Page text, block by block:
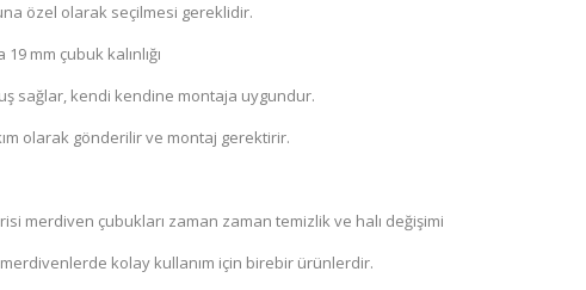
özel olarak seçilmesi gereklidir.
19 mm çubuk kalınlığı
sağlar, kendi kendine montaja uygundur.
olarak gönderilir ve montaj gerektirir.
merdiven çubukları zaman zaman temizlik ve halı değişimi
kolay kullanım için birebir ürünlerdir.